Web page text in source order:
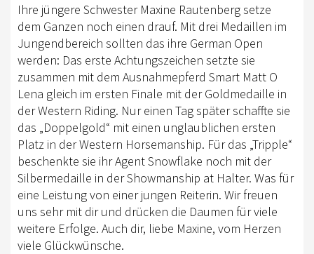
Ihre jüngere Schwester Maxine Rautenberg setze
dem Ganzen noch einen drauf. Mit drei Medaillen im
Jungendbereich sollten das ihre German Open
werden: Das erste Achtungszeichen setzte sie
zusammen mit dem Ausnahmepferd Smart Matt O
Lena gleich im ersten Finale mit der Goldmedaille in
der Western Riding. Nur einen Tag später schaffte sie
das „Doppelgold“ mit einen unglaublichen ersten
Platz in der Western Horsemanship. Für das „Tripple“
beschenkte sie ihr Agent Snowflake noch mit der
Silbermedaille in der Showmanship at Halter. Was für
eine Leistung von einer jungen Reiterin. Wir freuen
uns sehr mit dir und drücken die Daumen für viele
weitere Erfolge. Auch dir, liebe Maxine, vom Herzen
viele Glückwünsche.